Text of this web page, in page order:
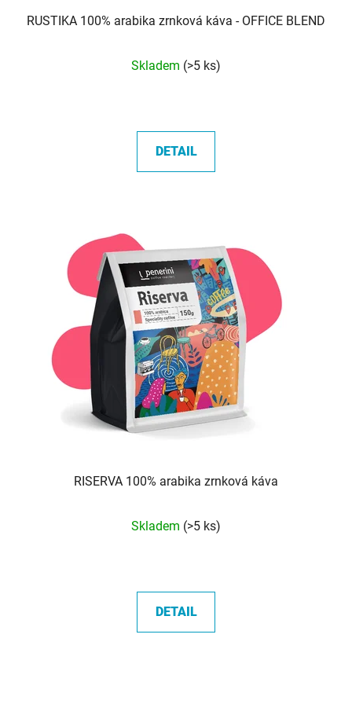
RUSTIKA 100% arabika zrnková káva - OFFICE BLEND
hodnocení
5,0
z
Skladem (>5 ks)
DETAIL
RISERVA 100% arabika zrnková káva
hodnocení
5,0
z
Skladem (>5 ks)
DETAIL